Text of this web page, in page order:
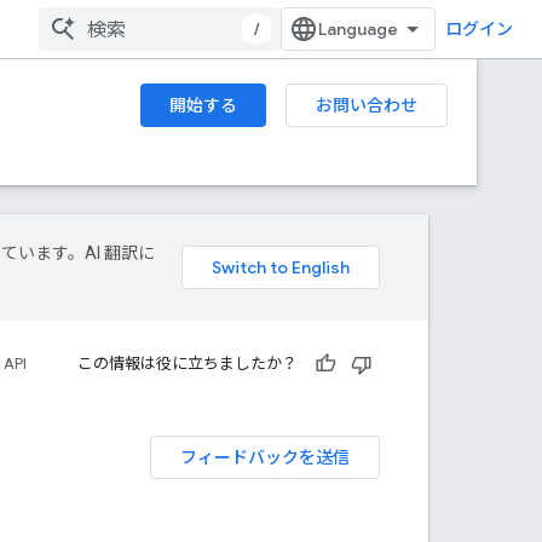
/ ログイン
開始する お問い合わせ
います。AI 翻訳に
この情報は役に立ちましたか？
フィードバックを送信